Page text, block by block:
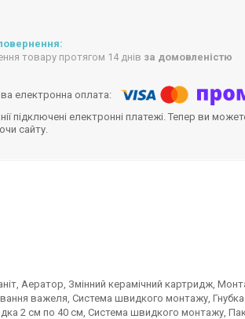
товару протягом 14 днів за домовленістю
підключені електронні платежі. Тепер ви
сайту.
Аератор, Змінний керамічний картридж,
важеля, Система швидкого монтажу, Гнубка
2 см по 40 см, Система швидкого монтажу,